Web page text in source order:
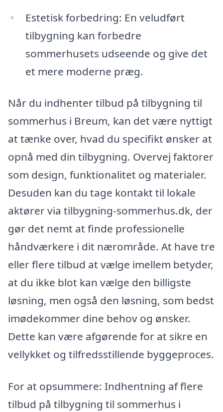
Estetisk forbedring: En veludført
tilbygning kan forbedre
sommerhusets udseende og give det
et mere moderne præg.
Når du indhenter tilbud på tilbygning til
sommerhus i Breum, kan det være nyttigt
at tænke over, hvad du specifikt ønsker at
opnå med din tilbygning. Overvej faktorer
som design, funktionalitet og materialer.
Desuden kan du tage kontakt til lokale
aktører via tilbygning-sommerhus.dk, der
gør det nemt at finde professionelle
håndværkere i dit nærområde. At have tre
eller flere tilbud at vælge imellem betyder,
at du ikke blot kan vælge den billigste
løsning, men også den løsning, som bedst
imødekommer dine behov og ønsker.
Dette kan være afgørende for at sikre en
vellykket og tilfredsstillende byggeproces.
For at opsummere: Indhentning af flere
tilbud på tilbygning til sommerhus i